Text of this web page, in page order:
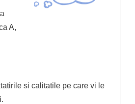
A,
si calitatile pe care vi le